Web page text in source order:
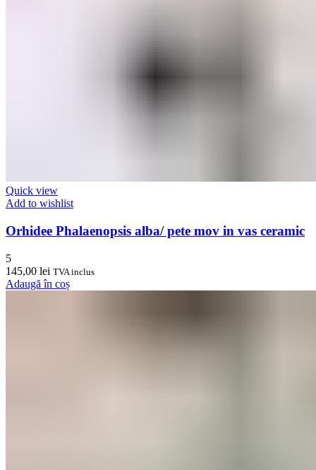
Quick view
Add to wishlist
Orhidee Phalaenopsis alba/ pete mov in vas ceramic
5
145,00 lei TVA inclus
Adaugă în coș